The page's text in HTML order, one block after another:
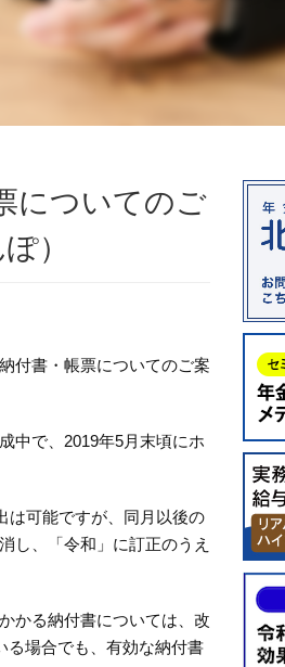
についてのご
）
付書・帳票についてのご案
中で、2019年5月末頃にホ
は可能ですが、同月以後の
し、「令和」に訂正のうえ
かる納付書については、改
る場合でも、有効な納付書